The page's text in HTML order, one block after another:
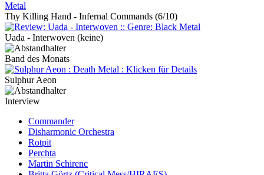
Thy Killing Hand - Infernal Commands (6/10)
Uada - Interwoven (keine)
Band des Monats
Sulphur Aeon
Interview
Commander
Disharmonic Orchestra
Rotpit
Perchta
Martin Schirenc